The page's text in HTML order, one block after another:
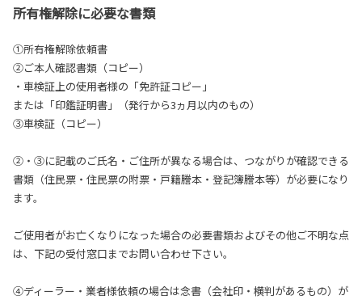
所有権解除に必要な書類
①所有権解除依頼書
②ご本人確認書類（コピー）
・車検証上の使用者様の「免許証コピー」
または「印鑑証明書」（発行から3ヵ月以内のもの）
③車検証（コピー）
②・③に記載のご氏名・ご住所が異なる場合は、つながりが確認できる
書類（住民票・住民票の附票・戸籍謄本・登記簿謄本等）が必要になり
ます。
ご使用者がお亡くなりになった場合の必要書類およびその他ご不明な点
は、下記の受付窓口までお問い合わせ下さい。
④ディーラー・業者様依頼の場合は念書（会社印・横判があるもの）が